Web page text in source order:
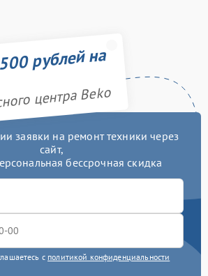
рублей на
центра Beko
заявки на ремонт техники через
сайт,
бессрочная скидка
с политикой конфиденциальности